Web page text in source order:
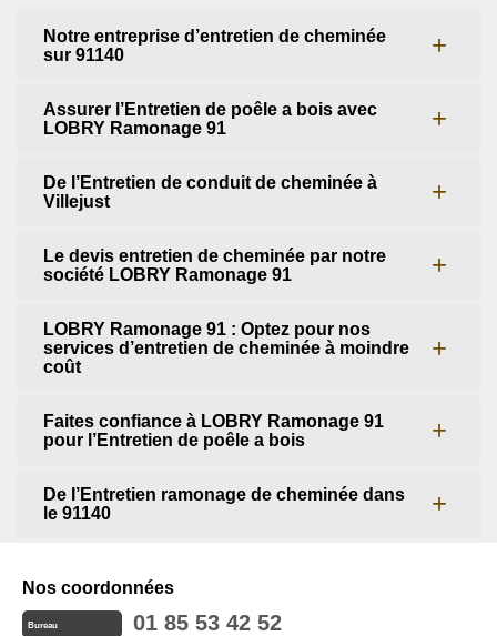
Notre entreprise d’entretien de cheminée
sur 91140
Assurer l’Entretien de poêle a bois avec
LOBRY Ramonage 91
De l’Entretien de conduit de cheminée à
Villejust
Le devis entretien de cheminée par notre
société LOBRY Ramonage 91
LOBRY Ramonage 91 : Optez pour nos
services d’entretien de cheminée à moindre
coût
Faites confiance à LOBRY Ramonage 91
pour l’Entretien de poêle a bois
De l’Entretien ramonage de cheminée dans
le 91140
Nos coordonnées
Bureau 01 85 53 42 52